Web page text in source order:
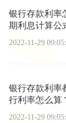
银行存款利率
期利息计算公
2022-11-29
银行存款利率
行利率怎么算
2022-11-29